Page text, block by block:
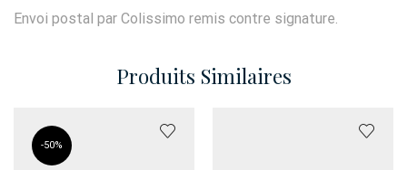
Envoi postal par Colissimo remis contre signature.
Produits Similaires
-50%